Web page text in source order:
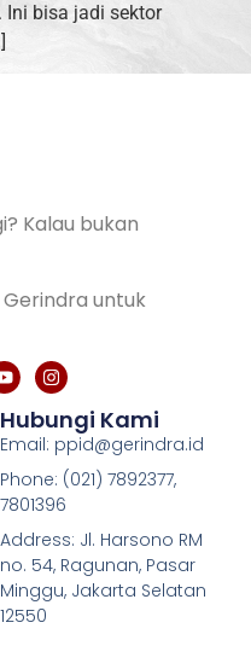
bisa jadi sektor
Kalau bukan
untuk
Hubungi Kami
Email: ppid@gerindra.id
Phone: (021) 7892377,
7801396
Address: Jl. Harsono RM
no. 54, Ragunan, Pasar
Minggu, Jakarta Selatan
12550